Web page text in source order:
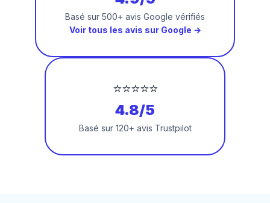
Basé sur 500+ avis Google vérifiés
Voir tous les avis sur Google →
⭐⭐⭐⭐⭐
4.8/5
Basé sur 120+ avis Trustpilot